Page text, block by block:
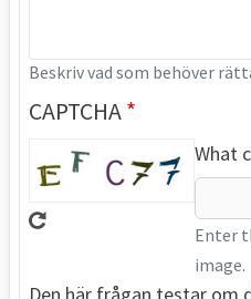
Beskriv vad som behöver
CAPTCHA
What
Enter
image.
Den här frågan testar om